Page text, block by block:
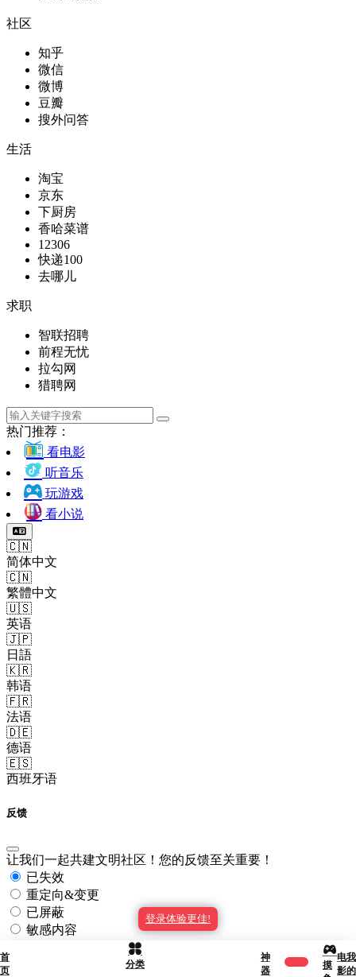
首
页
分类
神
器
摸
电
影
我
的
登录体验更佳!
社区
知乎
微信
微博
豆瓣
搜外问答
生活
淘宝
京东
下厨房
香哈菜谱
12306
快递100
去哪儿
求职
智联招聘
前程无忧
拉勾网
猎聘网
热门推荐：
看电影
听音乐
玩游戏
看小说
🇨🇳
简体中文
🇨🇳
繁體中文
🇺🇸
英语
🇯🇵
日語
🇰🇷
韩语
🇫🇷
法语
🇩🇪
德语
🇪🇸
西班牙语
反馈
让我们一起共建文明社区！您的反馈至关重要！
已失效
重定向&变更
已屏蔽
敏感内容